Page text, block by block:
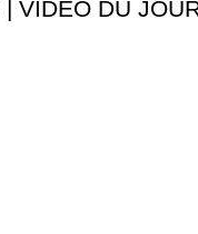
| VIDEO DU